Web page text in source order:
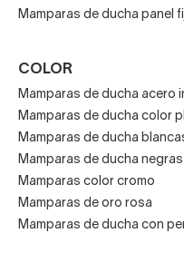
Mamparas de ducha panel
COLOR
Mamparas de ducha acero
Mamparas de ducha color
Mamparas de ducha
Mamparas de ducha negras
Mamparas color cromo
Mamparas de oro rosa
Mamparas de ducha con